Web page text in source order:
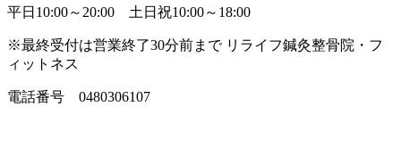
平日10:00～20:00 土日祝10:00～18:00
※最終受付は営業終了30分前まで リライフ鍼灸整骨院・フ
ィットネス
電話番号 0480306107